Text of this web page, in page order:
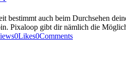
bestimmt auch beim Durchsehen
Pixaloop gibt dir nämlich die
0Likes0Comments